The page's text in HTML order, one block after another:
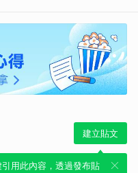
建立貼文
用此內容，透過發布貼